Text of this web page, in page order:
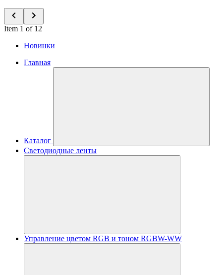
Item 1 of 12
Новинки
Главная
Каталог
Светодиодные ленты
Управление цветом RGB и тоном RGBW-WW